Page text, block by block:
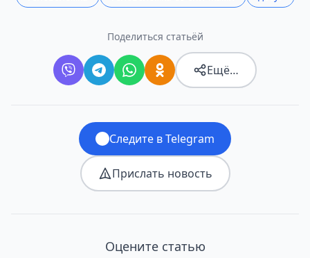
Поделиться статьёй
Ещё…
Следите в Telegram
Прислать новость
Оцените статью